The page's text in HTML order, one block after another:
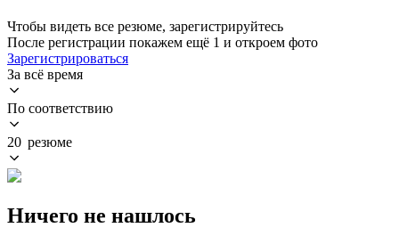
Чтобы видеть все резюме, зарегистрируйтесь
После регистрации покажем ещё 1 и откроем фото
Зарегистрироваться
За всё время
По соответствию
20 резюме
Ничего не нашлось